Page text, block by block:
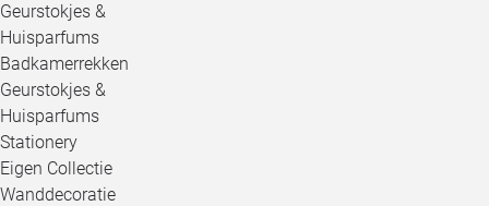
Geurstokjes &
Huisparfums
Badkamerrekken
Geurstokjes &
Huisparfums
Stationery
Eigen Collectie
Wanddecoratie